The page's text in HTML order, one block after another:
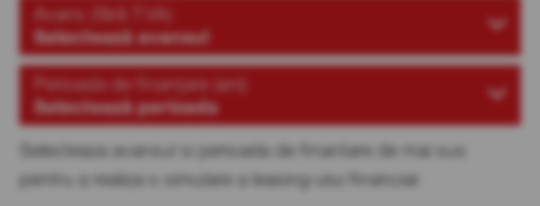
Avans (fără TVA)
Selectează avansul
Perioada de finanțare (ani)
Selectează perioada
Selecteaza avansul si perioada de finantare de mai sus
pentru a realiza o simulare a leasing-ului financiar.